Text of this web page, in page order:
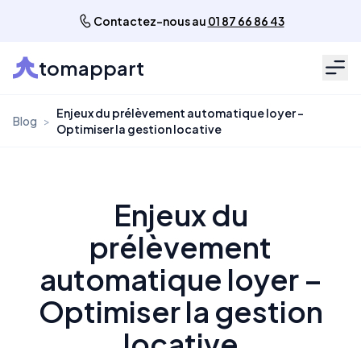
Contactez-nous au 01 87 66 86 43
tomappart
Blog >
Enjeux du prélèvement automatique loyer –
Optimiser la gestion locative
Enjeux du
prélèvement
automatique loyer –
Optimiser la gestion